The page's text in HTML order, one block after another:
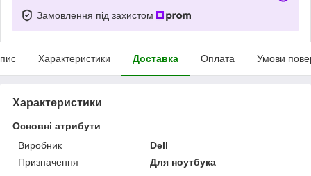
Замовлення під захистом
Характеристики Доставка Оплата Умови
Характеристики
Основні атрибути
Виробник
Dell
Призначення
Для ноутбука